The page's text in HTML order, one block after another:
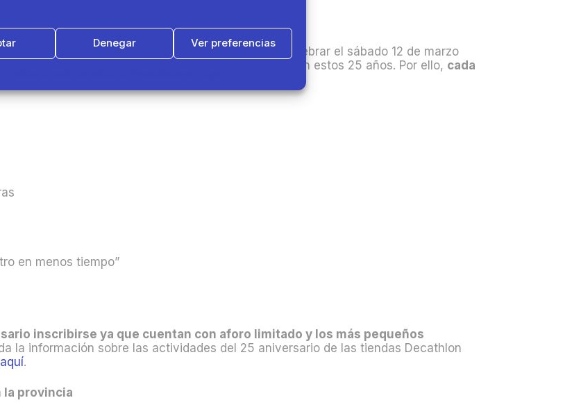
Denegar Ver preferencias
del deporte
Decathlon de la ciudad de Zaragoza quieren celebrar el sábado 12 de marzo
de todos los amantes del deporte de la zona en estos 25 años. Por ello, cada
actividades durante la jornada
en menos tiempo”
inscribirse ya que cuentan con aforo limitado y los más pequeños
la información sobre las actividades del 25 aniversario de las tiendas Decathlon
aquí.
la provincia